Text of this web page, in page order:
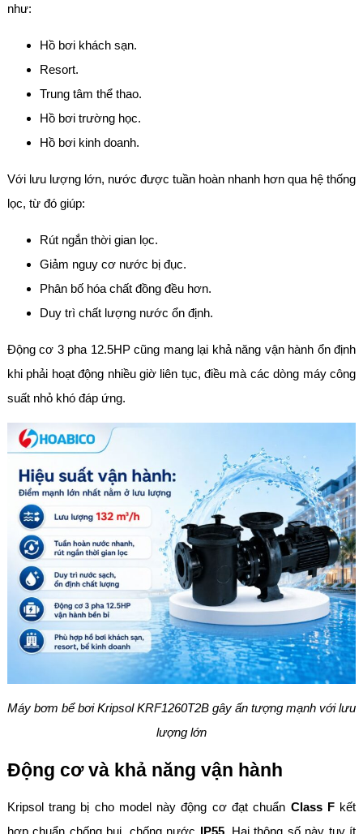
như:
Hồ bơi khách sạn.
Resort.
Trung tâm thể thao.
Hồ bơi trường học.
Hồ bơi kinh doanh.
Với lưu lượng lớn, nước được tuần hoàn nhanh hơn qua hệ thống
lọc, từ đó giúp:
Rút ngắn thời gian lọc.
Giảm nguy cơ nước bị đục.
Phân bố hóa chất đồng đều hơn.
Duy trì chất lượng nước ổn định.
Động cơ 3 pha 12.5HP cũng mang lại khả năng vận hành ổn định
khi phải hoạt động nhiều giờ liên tục, điều mà các dòng máy công
suất nhỏ khó đáp ứng.
Máy bơm bể bơi Kripsol KRF1260T2B gây ấn tượng mạnh với lưu
lượng lớn
Động cơ và khả năng vận hành
Kripsol trang bị cho model này động cơ đạt chuẩn Class Fkết